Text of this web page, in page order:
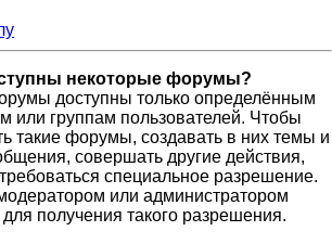
некоторые форумы?
доступны только определённым
или группам пользователей. Чтобы
такие форумы, создавать в них темы и
совершать другие действия,
специальное разрешение.
или администратором
получения такого разрешения.